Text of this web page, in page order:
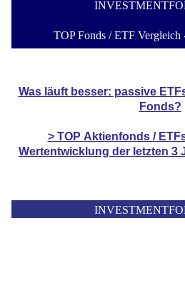
TOP Fonds / ETF
Was läuft besser: passive
Fonds?
> TOP Aktienfonds /
Wertentwicklung der letzten 3